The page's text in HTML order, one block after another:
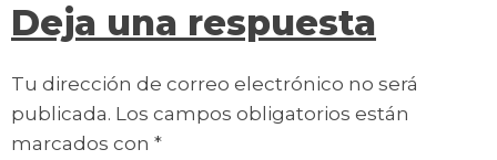
Deja una respuesta
Tu dirección de correo electrónico no será
publicada. Los campos obligatorios están
marcados con *